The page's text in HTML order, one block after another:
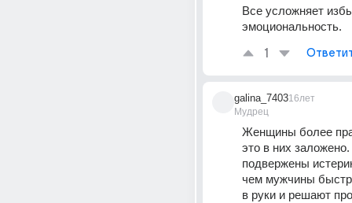
Все усложняет
эмоциональность.
1
galina_7403
Мудрец
16лет
Женщины более
это в них
подвержены
чем мужчины
в руки и решают